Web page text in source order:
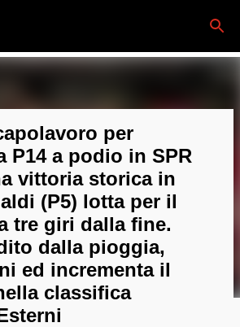
per
P14 a podio in SPR
vittoria storica in
(P5) lotta per il
tre giri dalla fine.
dalla pioggia,
ed incrementa il
classifica